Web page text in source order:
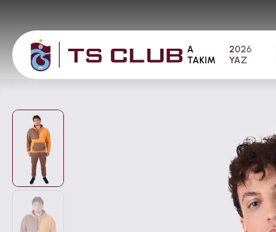
A
TAKIM
2026
YAZ